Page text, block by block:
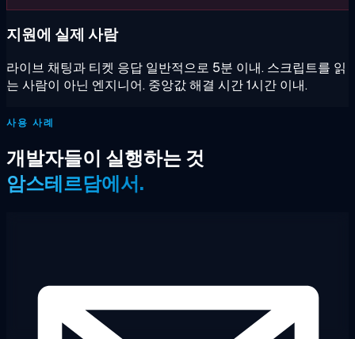
지원에 실제 사람
라이브 채팅과 티켓 응답 일반적으로 5분 이내. 스크립트를 읽
는 사람이 아닌 엔지니어. 중앙값 해결 시간 1시간 이내.
사용 사례
개발자들이 실행하는 것
암스테르담에서.